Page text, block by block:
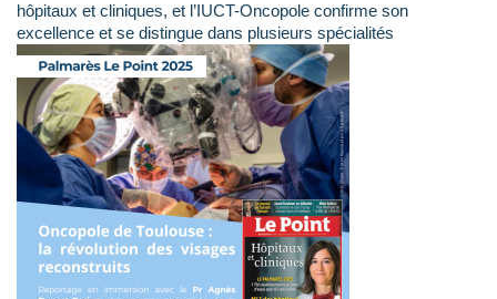
hôpitaux et cliniques, et l’IUCT-Oncopole confirme son
excellence et se distingue dans plusieurs spécialités